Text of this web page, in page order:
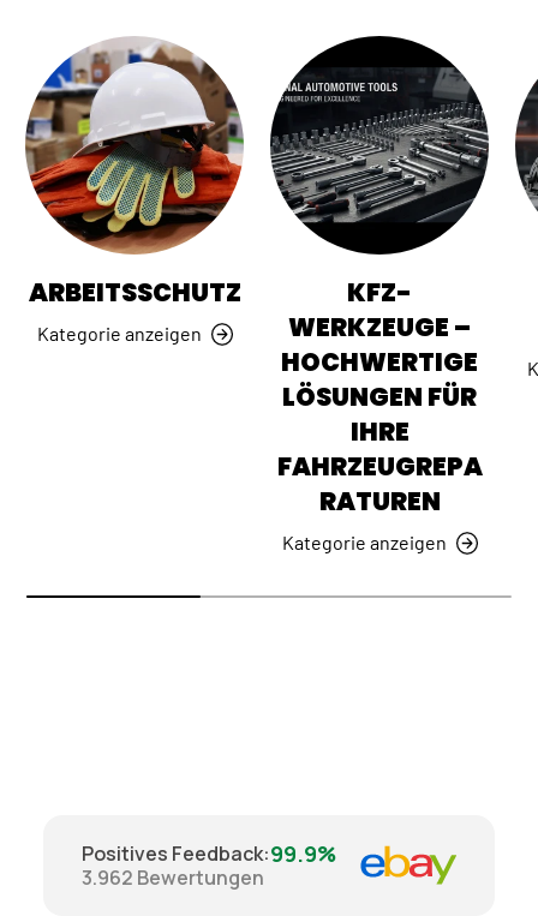
ARBEITSSCHUTZ
Kategorie anzeigen
KFZ-
WERKZEUGE –
HOCHWERTIGE
LÖSUNGEN FÜR
IHRE
FAHRZEUGREPA
RATUREN
Kategorie anzeigen
Positives Feedback:99.9%
3.962 Bewertungen